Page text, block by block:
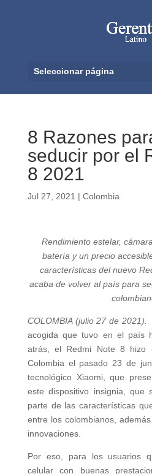
Seleccionar página
8 Razones
seducir por el
8 2021
Jul 27, 2021 | Colombia
Rendimiento estelar,
batería y un precio
características del nuevo
acaba de volver al país para
COLOMBIA (julio 27 de
acogida que tuvo en el país
atrás, el Redmi Note 8 hizo
Colombia el pasado 23 de
tecnológico Xiaomi, que
este dispositivo insignia, que
parte de las características
entre los colombianos,
innovaciones.
Por eso, para los usuarios
celular con buenas